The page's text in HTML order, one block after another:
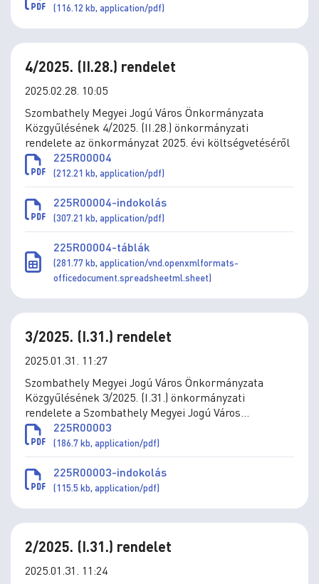
(116.12 kb, application/pdf)
4/2025. (II.28.) rendelet
2025.02.28. 10:05
Szombathely Megyei Jogú Város Önkormányzata
Közgyűlésének 4/2025. (II.28.) önkormányzati
rendelete az önkormányzat 2025. évi költségvetéséről
225R00004
(212.21 kb, application/pdf)
225R00004-indokolás
(307.21 kb, application/pdf)
225R00004-táblák
(281.77 kb, application/vnd.openxmlformats-
officedocument.spreadsheetml.sheet)
3/2025. (I.31.) rendelet
2025.01.31. 11:27
Szombathely Megyei Jogú Város Önkormányzata
Közgyűlésének 3/2025. (I.31.) önkormányzati
rendelete a Szombathely Megyei Jogú Város
Önkormányzata által adományozható kitüntetésekről
szóló 7/2016. (III.1.) önkormányzati rendelet
módosításáról
225R00003
(186.7 kb, application/pdf)
225R00003-indokolás
(115.5 kb, application/pdf)
2/2025. (I.31.) rendelet
2025.01.31. 11:24